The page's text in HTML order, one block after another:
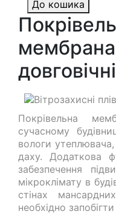
До кошика
Покрівельна
сучасному
вологи
даху. Додаткова
забезпечення
мікроклімату в
стінах
необхідно